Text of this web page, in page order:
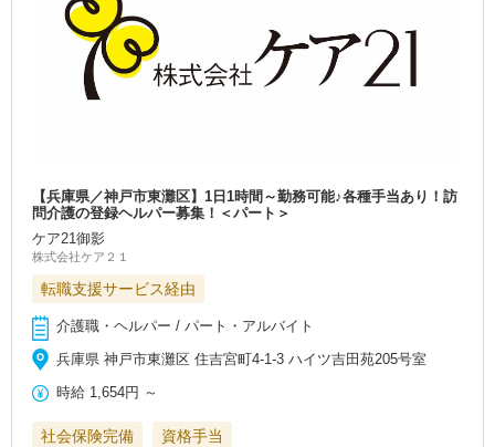
【兵庫県／神戸市東灘区】1日1時間～勤務可能♪各種手当あり！訪
問介護の登録ヘルパー募集！＜パート＞
ケア21御影
株式会社ケア２１
転職支援サービス経由
介護職・ヘルパー / パート・アルバイト
兵庫県 神戸市東灘区 住吉宮町4-1-3 ハイツ吉田苑205号室
時給 1,654円 ～
社会保険完備 資格手当